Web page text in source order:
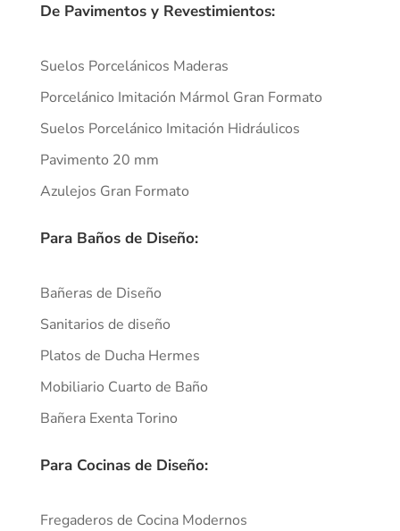
De Pavimentos y Revestimientos:
Suelos Porcelánicos Maderas
Porcelánico Imitación Mármol Gran Formato
Suelos Porcelánico Imitación Hidráulicos
Pavimento 20 mm
Azulejos Gran Formato
Para Baños de Diseño:
Bañeras de Diseño
Sanitarios de diseño
Platos de Ducha Hermes
Mobiliario Cuarto de Baño
Bañera Exenta Torino
Para Cocinas de Diseño:
Fregaderos de Cocina Modernos